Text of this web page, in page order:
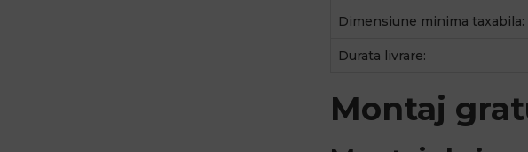
Dimensiune minima taxabila:
Durata livrare:
Montaj